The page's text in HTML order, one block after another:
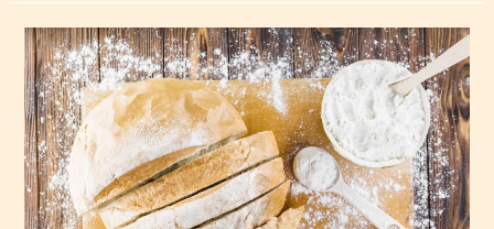
Poznaj
rodzaje
mąki
i ich
wpływ
na smak
oraz strukturę